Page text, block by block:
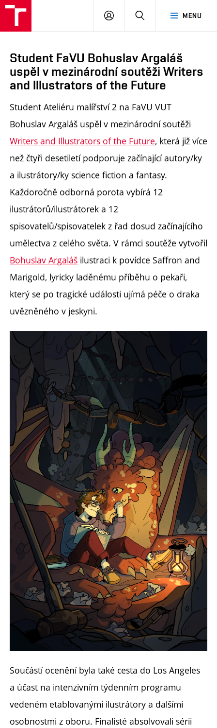
MENU
PŘIHLÁSIT
Student FaVU Bohuslav Argaláš
uspěl v mezinárodní soutěži Writers
and Illustrators of the Future
Student Ateliéru malířství 2 na FaVU VUT
Bohuslav Argaláš uspěl v mezinárodní soutěži
Writers and Illustrators of the Future, která již více
než čtyři desetiletí podporuje začínající autory/ky
a ilustrátory/ky science fiction a fantasy.
Každoročně odborná porota vybírá 12
ilustrátorů/ilustrátorek a 12
spisovatelů/spisovatelek z řad dosud začínajícího
umělectva z celého světa. V rámci soutěže vytvořil
Bohuslav Argaláš ilustraci k povídce Saffron and
Marigold, lyricky laděnému příběhu o pekaři,
který se po tragické události ujímá péče o draka
uvězněného v jeskyni.
Součástí ocenění byla také cesta do Los Angeles
a účast na intenzivním týdenním programu
vedeném etablovanými ilustrátory a dalšími
osobnostmi z oboru. Finalisté absolvovali sérii